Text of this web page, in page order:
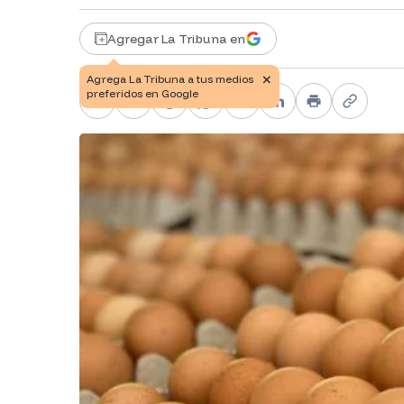
Agregar La Tribuna en
Facebook
X TelegramWhatsApp
PinterestLinkedIn
PrintCopy